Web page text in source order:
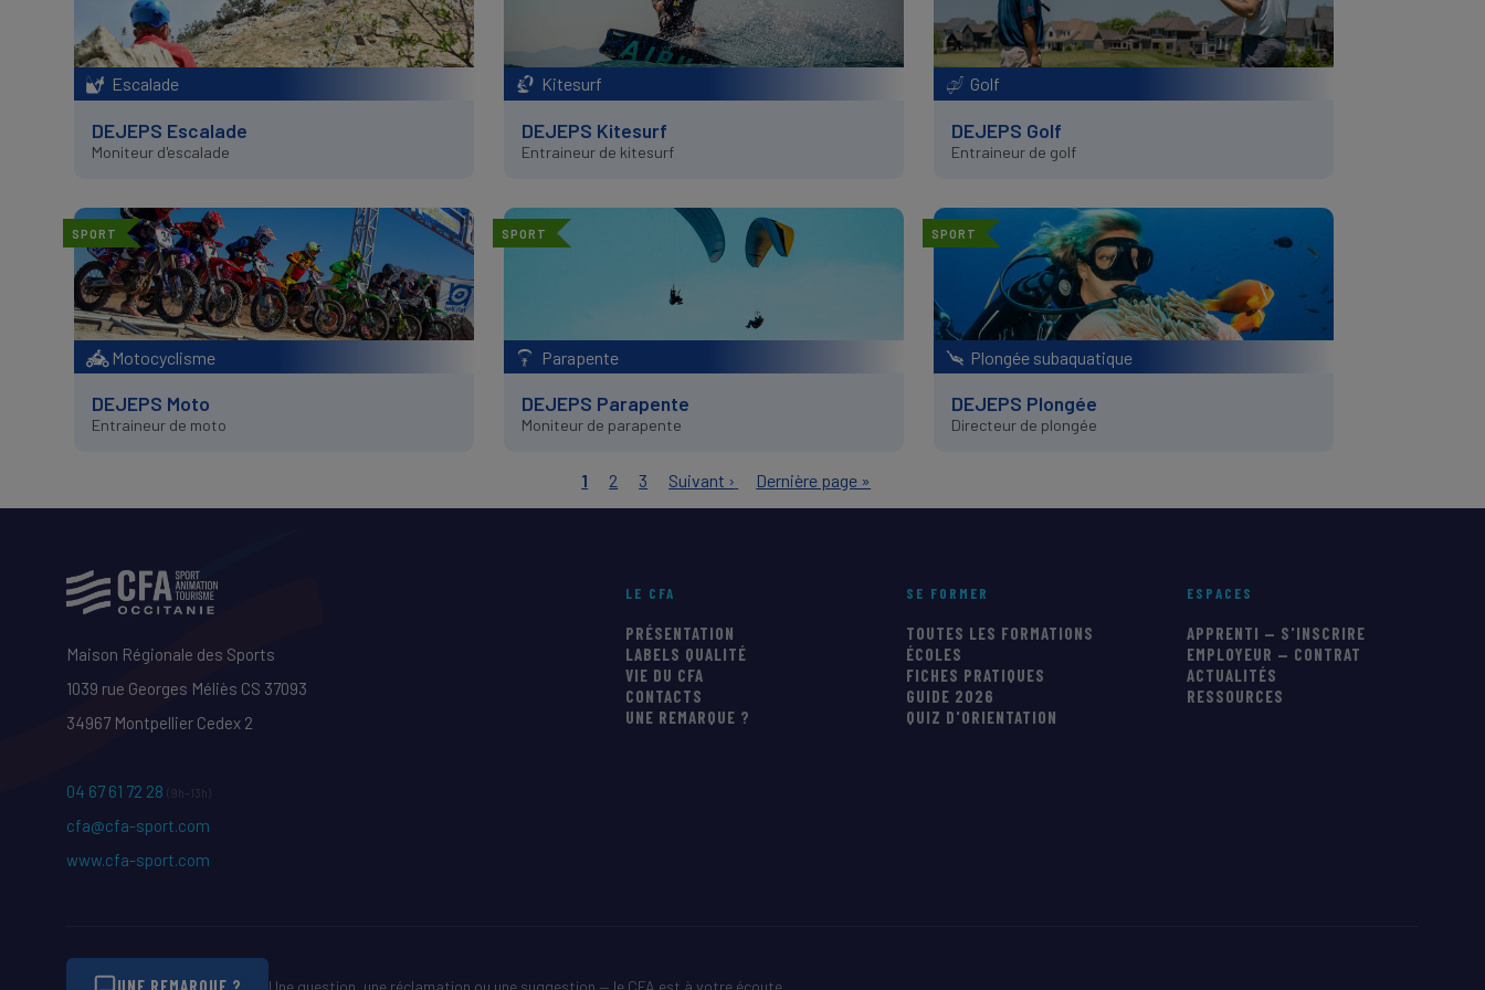
Escalade
DEJEPS Escalade
Moniteur d'escalade
Kitesurf
DEJEPS Kitesurf
Entraineur de kitesurf
Golf
DEJEPS Golf
Entraineur de golf
SPORT
Motocyclisme
DEJEPS Moto
Entraineur de moto
SPORT
Parapente
DEJEPS Parapente
Moniteur de parapente
SPORT
Plongée subaquatique
DEJEPS Plongée
Directeur de plongée
Page
1 Page
2 Page
3
Page
Suivant ›
Dernière
Dernière page »
Maison Régionale des Sports
1039 rue Georges Méliès CS 37093
34967 Montpellier Cedex 2
04 67 61 72 28 (9h–13h)
cfa@cfa-sport.com
www.cfa-sport.com
LE CFA
PRÉSENTATION
LABELS QUALITÉ
VIE DU CFA
CONTACTS
UNE REMARQUE ?
SE FORMER
TOUTES LES FORMATIONS
ÉCOLES
FICHES PRATIQUES
GUIDE 2026
QUIZ D'ORIENTATION
ESPACES
APPRENTI — S'INSCRIRE
EMPLOYEUR — CONTRAT
ACTUALITÉS
RESSOURCES
UNE REMARQUE ? Une question, une réclamation ou une suggestion — le CFA est à votre écoute.